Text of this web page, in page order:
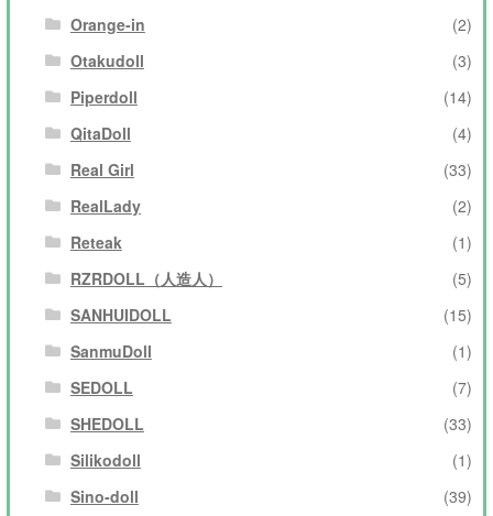
Orange-in
(2)
Otakudoll
(3)
Piperdoll
(14)
QitaDoll
(4)
Real Girl
(33)
RealLady
(2)
Reteak
(1)
RZRDOLL（人造人）
(5)
SANHUIDOLL
(15)
SanmuDoll
(1)
SEDOLL
(7)
SHEDOLL
(33)
Silikodoll
(1)
Sino-doll
(39)